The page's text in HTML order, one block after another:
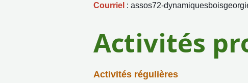
Courriel : assos72-
Activités
Activités régulières